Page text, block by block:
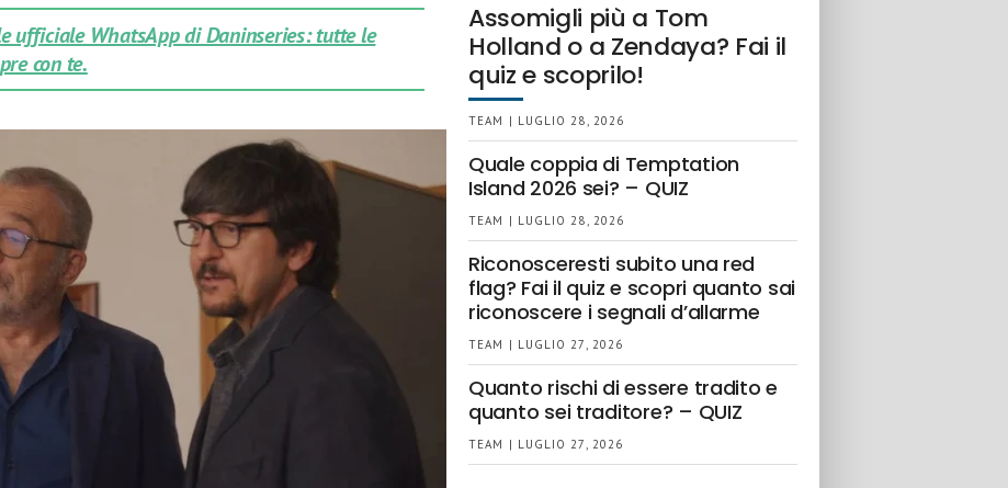
ufficiale WhatsApp di Daninseries: tutte le
con te.
Assomigli più a Tom
Holland o a Zendaya? Fai il
quiz e scoprilo!
TEAM | LUGLIO 28, 2026
Quale coppia di Temptation
Island 2026 sei? – QUIZ
TEAM | LUGLIO 28, 2026
Riconosceresti subito una red
flag? Fai il quiz e scopri quanto sai
riconoscere i segnali d’allarme
TEAM | LUGLIO 27, 2026
Quanto rischi di essere tradito e
quanto sei traditore? – QUIZ
TEAM | LUGLIO 27, 2026